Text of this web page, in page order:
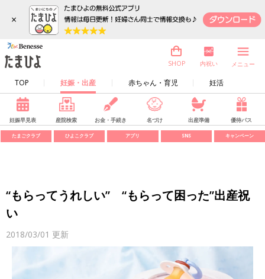
×
TOP 妊娠・出産 赤ちゃん・育児 妊活
SHOP 内祝い メニュー
妊娠早見表 産院検索 お金・手続き 名づけ 出産準備 優待パス
たまごクラブ ひよこクラブ アプリ SNS キャンペーン
“もらってうれしい” “もらって困った”出産祝
い
2018/03/01 更新